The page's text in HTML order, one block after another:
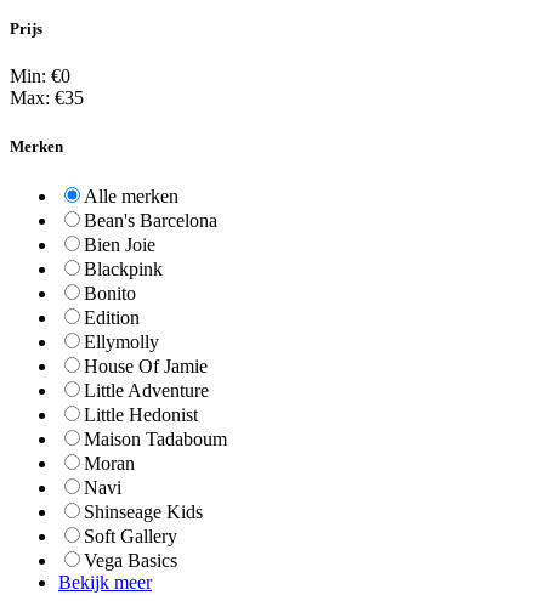
Prijs
Min: €0
Max: €35
Merken
Alle merken
Bean's Barcelona
Bien Joie
Blackpink
Bonito
Edition
Ellymolly
House Of Jamie
Little Adventure
Little Hedonist
Maison Tadaboum
Moran
Navi
Shinseage Kids
Soft Gallery
Vega Basics
Bekijk meer